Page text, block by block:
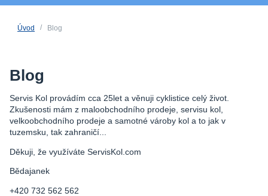
Úvod Blog
Blog
Servis Kol provádím cca 25let a věnuji cyklistice celý život.
Zkušenosti mám z maloobchodního prodeje, servisu kol,
velkoobchodního prodeje a samotné vároby kol a to jak v
tuzemsku, tak zahraničí...
Děkuji, že využíváte ServisKol.com
Bědajanek
+420 732 562 562